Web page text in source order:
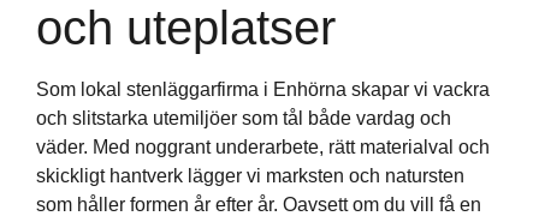
och uteplatser
Som lokal stenläggarfirma i Enhörna skapar vi vackra
och slitstarka utemiljöer som tål både vardag och
väder. Med noggrant underarbete, rätt materialval och
skickligt hantverk lägger vi marksten och natursten
som håller formen år efter år. Oavsett om du vill få en